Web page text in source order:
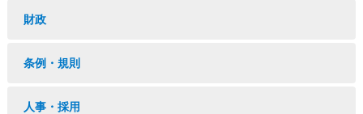
財政
条例・規則
人事・採用